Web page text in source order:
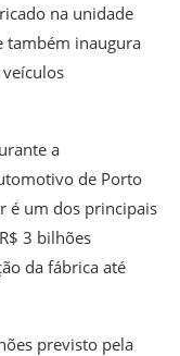
na unidade
também inaugura
a
de Porto
é um dos principais
3 bilhões
da fábrica até
previsto pela